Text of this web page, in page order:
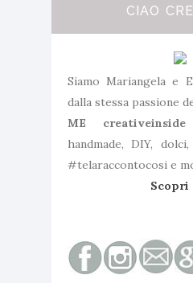
CIAO
Siamo Mariangela e
dalla stessa passione
ME creativeinside
handmade, DIY,
#telaraccontocosi e
Scopri